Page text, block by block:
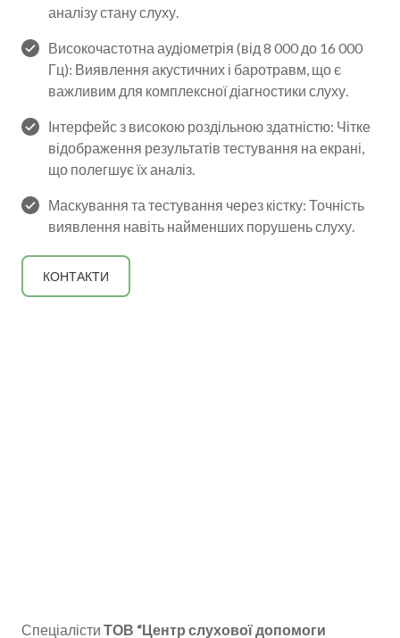
аналізу стану слуху.
Високочастотна аудіометрія (від 8 000 до 16 000
Гц): Виявлення акустичних і баротравм, що є
важливим для комплексної діагностики слуху.
Інтерфейс з високою роздільною здатністю: Чітке
відображення результатів тестування на екрані,
що полегшує їх аналіз.
Маскування та тестування через кістку: Точність
виявлення навіть найменших порушень слуху.
КОНТАКТИ
Спеціалісти ТОВ “Центр слухової допомоги